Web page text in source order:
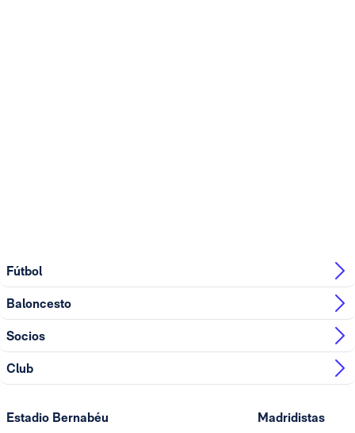
Fútbol
Baloncesto
Socios
Club
Estadio Bernabéu Madridistas